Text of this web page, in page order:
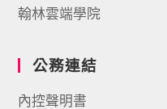
翰林雲端學院
公務連結
內控聲明書